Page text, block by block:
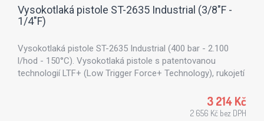
Vysokotlaká pistole ST-2635 Industrial (3/8"F -
1/4"F)
Vysokotlaká pistole ST-2635 Industrial (400 bar - 2.100
l/hod - 150°C). Vysokotlaká pistole s patentovanou
technologií LTF+ (Low Trigger Force+ Technology), rukojetí
3 214 Kč
2 656 Kč bez DPH